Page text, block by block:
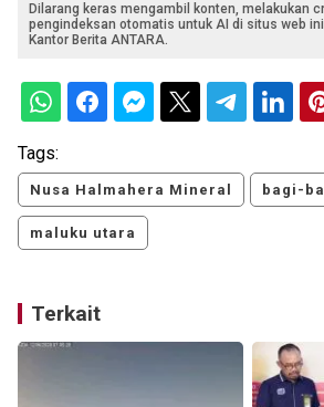
Dilarang keras mengambil konten, melakukan
pengindeksan otomatis untuk AI di situs web
Kantor Berita ANTARA.
Tags:
Nusa Halmahera Mineral bagi-
maluku utara
Terkait